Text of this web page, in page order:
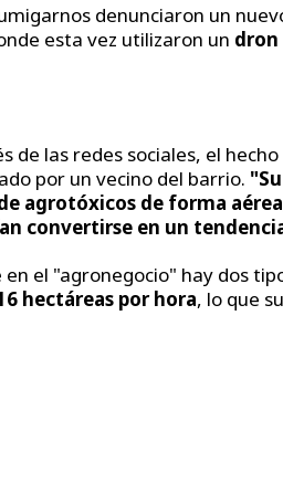
denunciaron un
esta vez utilizaron un dron
de las redes sociales, el
por un vecino del barrio.
agrotóxicos de forma
convertirse en un
el "agronegocio" hay dos
hectáreas por hora, lo que